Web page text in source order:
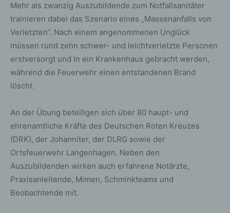
Mehr als zwanzig Auszubildende zum Notfallsanitäter
trainieren dabei das Szenario eines „Massenanfalls von
Verletzten“. Nach einem angenommenen Unglück
müssen rund zehn schwer- und leichtverletzte Personen
erstversorgt und in ein Krankenhaus gebracht werden,
während die Feuerwehr einen entstandenen Brand
löscht.
An der Übung beteiligen sich über 80 haupt- und
ehrenamtliche Kräfte des Deutschen Roten Kreuzes
(DRK), der Johanniter, der DLRG sowie der
Ortsfeuerwehr Langenhagen. Neben den
Auszubildenden wirken auch erfahrene Notärzte,
Praxisanleitende, Mimen, Schminkteams und
Beobachtende mit.